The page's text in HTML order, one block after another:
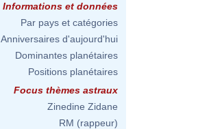
Informations et données
Par pays et catégories
Anniversaires d'aujourd'hui
Dominantes planétaires
Positions planétaires
Focus thèmes astraux
Zinedine Zidane
RM (rappeur)